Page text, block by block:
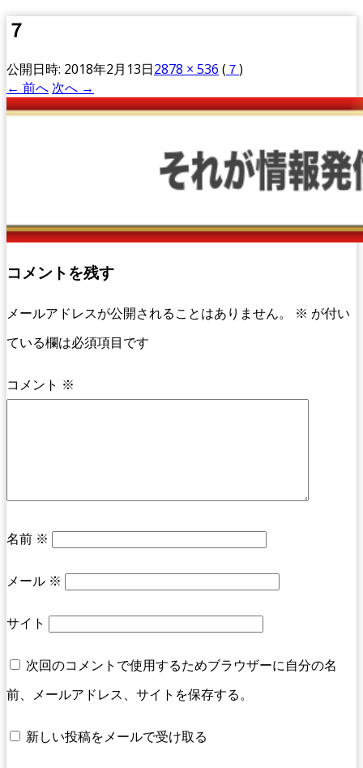
７
公開日時: 2018年2月13日2878 × 536 (７)
← 前へ 次へ →
コメントを残す
メールアドレスが公開されることはありません。 ※ が付い
ている欄は必須項目です
コメント ※
名前 ※
メール ※
サイト
次回のコメントで使用するためブラウザーに自分の名
前、メールアドレス、サイトを保存する。
新しい投稿をメールで受け取る